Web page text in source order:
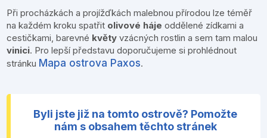
Při procházkách a projížďkách malebnou přírodou lze téměř
na každém kroku spatřit olivové háje oddělené zídkami a
cestičkami, barevné květy vzácných rostlin a sem tam malou
vinici. Pro lepší představu doporučujeme si prohlédnout
stránku Mapa ostrova Paxos.
Byli jste již na tomto ostrově? Pomožte
nám s obsahem těchto stránek